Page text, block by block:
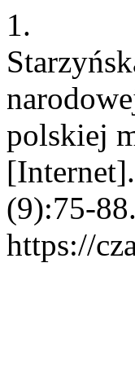
1.
polskiej
(9):75-
https://